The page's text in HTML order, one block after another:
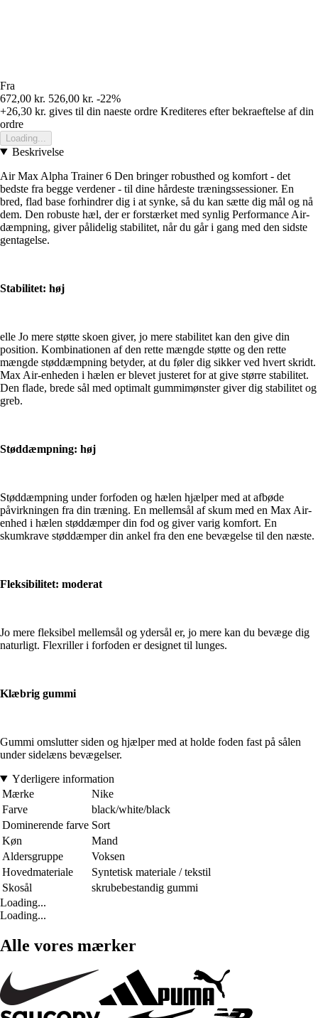
Fra
672,00 kr. 526,00 kr. -22%
+26,30 kr. gives til din naeste ordre Krediteres efter bekraeftelse af din
ordre
Loading...
Beskrivelse
Air Max Alpha Trainer 6 Den bringer robusthed og komfort - det
bedste fra begge verdener - til dine hårdeste træningssessioner. En
bred, flad base forhindrer dig i at synke, så du kan sætte dig mål og nå
dem. Den robuste hæl, der er forstærket med synlig Performance Air-
dæmpning, giver pålidelig stabilitet, når du går i gang med den sidste
gentagelse.
Stabilitet: høj
elle Jo mere støtte skoen giver, jo mere stabilitet kan den give din
position. Kombinationen af den rette mængde støtte og den rette
mængde støddæmpning betyder, at du føler dig sikker ved hvert skridt.
Max Air-enheden i hælen er blevet justeret for at give større stabilitet.
Den flade, brede sål med optimalt gummimønster giver dig stabilitet og
greb.
Støddæmpning: høj
Støddæmpning under forfoden og hælen hjælper med at afbøde
påvirkningen fra din træning. En mellemsål af skum med en Max Air-
enhed i hælen støddæmper din fod og giver varig komfort. En
skumkrave støddæmper din ankel fra den ene bevægelse til den næste.
Fleksibilitet: moderat
Jo mere fleksibel mellemsål og ydersål er, jo mere kan du bevæge dig
naturligt. Flexriller i forfoden er designet til lunges.
Klæbrig gummi
Gummi omslutter siden og hjælper med at holde foden fast på sålen
under sidelæns bevægelser.
Yderligere information
Mærke
Nike
Farve
black/white/black
Dominerende farve Sort
Køn
Mand
Aldersgruppe
Voksen
Hovedmateriale
Syntetisk materiale / tekstil
Skosål
skrubebestandig gummi
Loading...
Loading...
Alle vores mærker